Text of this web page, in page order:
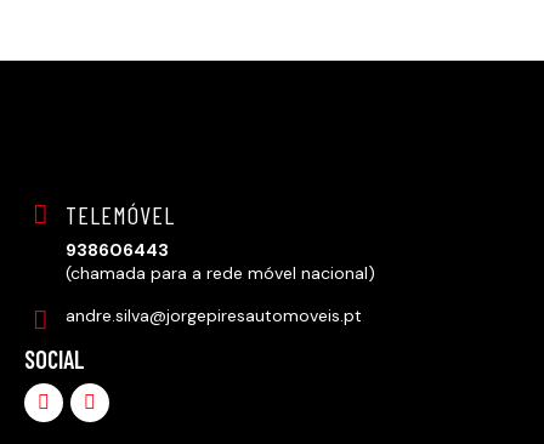
TELEMÓVEL
938606443
(chamada para a rede móvel nacional)
andre.silva@jorgepiresautomoveis.pt
SOCIAL